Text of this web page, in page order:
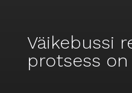
Väikebussi
protsess